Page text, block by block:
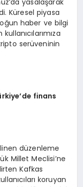
yasalaşarak
Küresel piyasa
haber ve bilgi
serüveninin
’de finans
düzenleme
Millet Meclisi’ne
Kafkas
koruyan